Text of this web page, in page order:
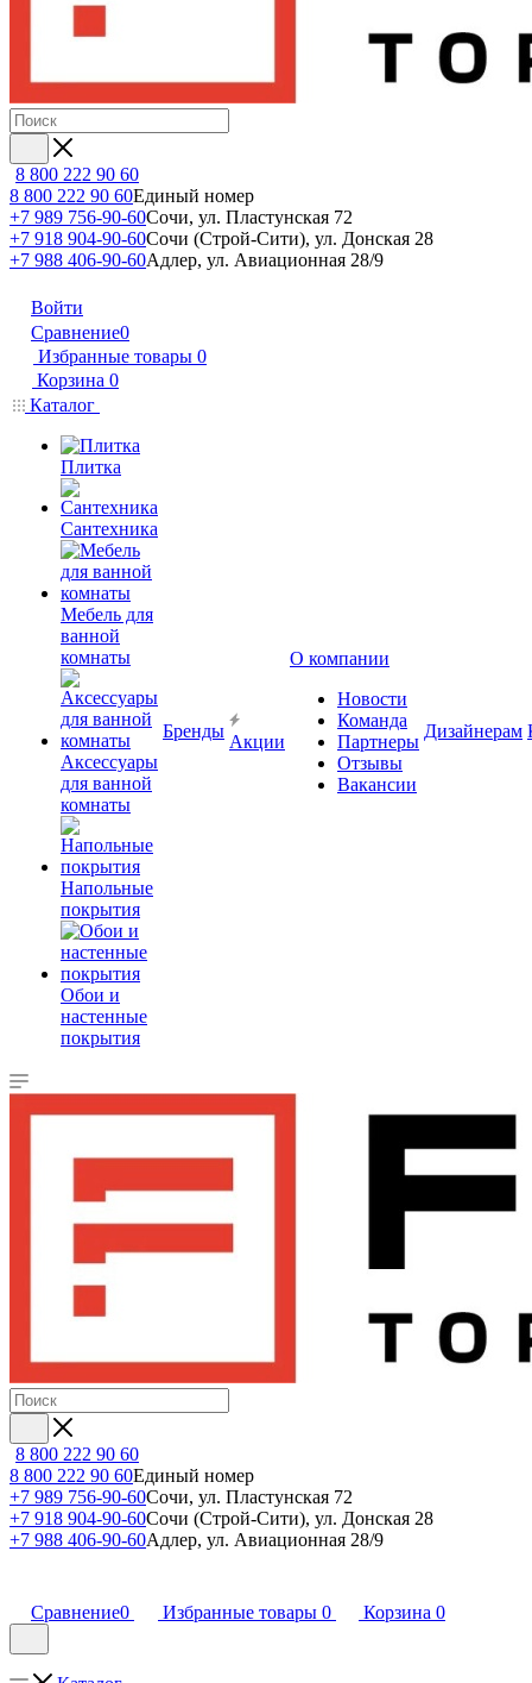
8 800 222 90 60
8 800 222 90 60Единый номер
+7 989 756-90-60Сочи, ул. Пластунская 72
+7 918 904-90-60Сочи (Строй-Сити), ул. Донская 28
+7 988 406-90-60Адлер, ул. Авиационная 28/9
Войти
Сравнение0
Избранные товары 0
Корзина 0
Каталог
Плитка
Сантехника
Мебель для
ванной
комнаты
Аксессуары
для ванной
комнаты
Напольные
покрытия
Обои и
настенные
покрытия
Бренды
Акции
О компании
Новости
Команда
Партнеры
Отзывы
Вакансии
Дизайнерам
8 800 222 90 60
8 800 222 90 60Единый номер
+7 989 756-90-60Сочи, ул. Пластунская 72
+7 918 904-90-60Сочи (Строй-Сити), ул. Донская 28
+7 988 406-90-60Адлер, ул. Авиационная 28/9
Сравнение0 Избранные товары 0 Корзина 0